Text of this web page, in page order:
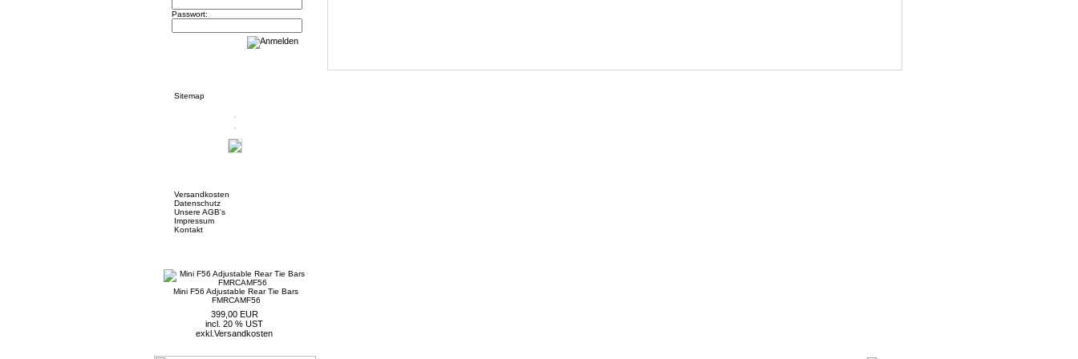
Passwort:
Sitemap
Versandkosten
Datenschutz
Unsere AGB's
Impressum
Kontakt
Mini F56 Adjustable Rear Tie Bars
FMRCAMF56
399,00 EUR
incl. 20 % UST
exkl. Versandkosten